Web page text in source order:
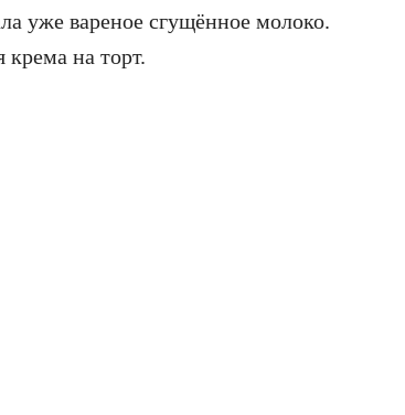
уже вареное сгущённое молоко.
крема на торт.